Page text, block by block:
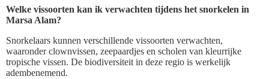
Welke vissoorten kan ik verwachten tijdens het snorkelen in
Marsa Alam?
Snorkelaars kunnen verschillende vissoorten verwachten,
waaronder clownvissen, zeepaardjes en scholen van kleurrijke
tropische vissen. De biodiversiteit in deze regio is werkelijk
adembenemend.